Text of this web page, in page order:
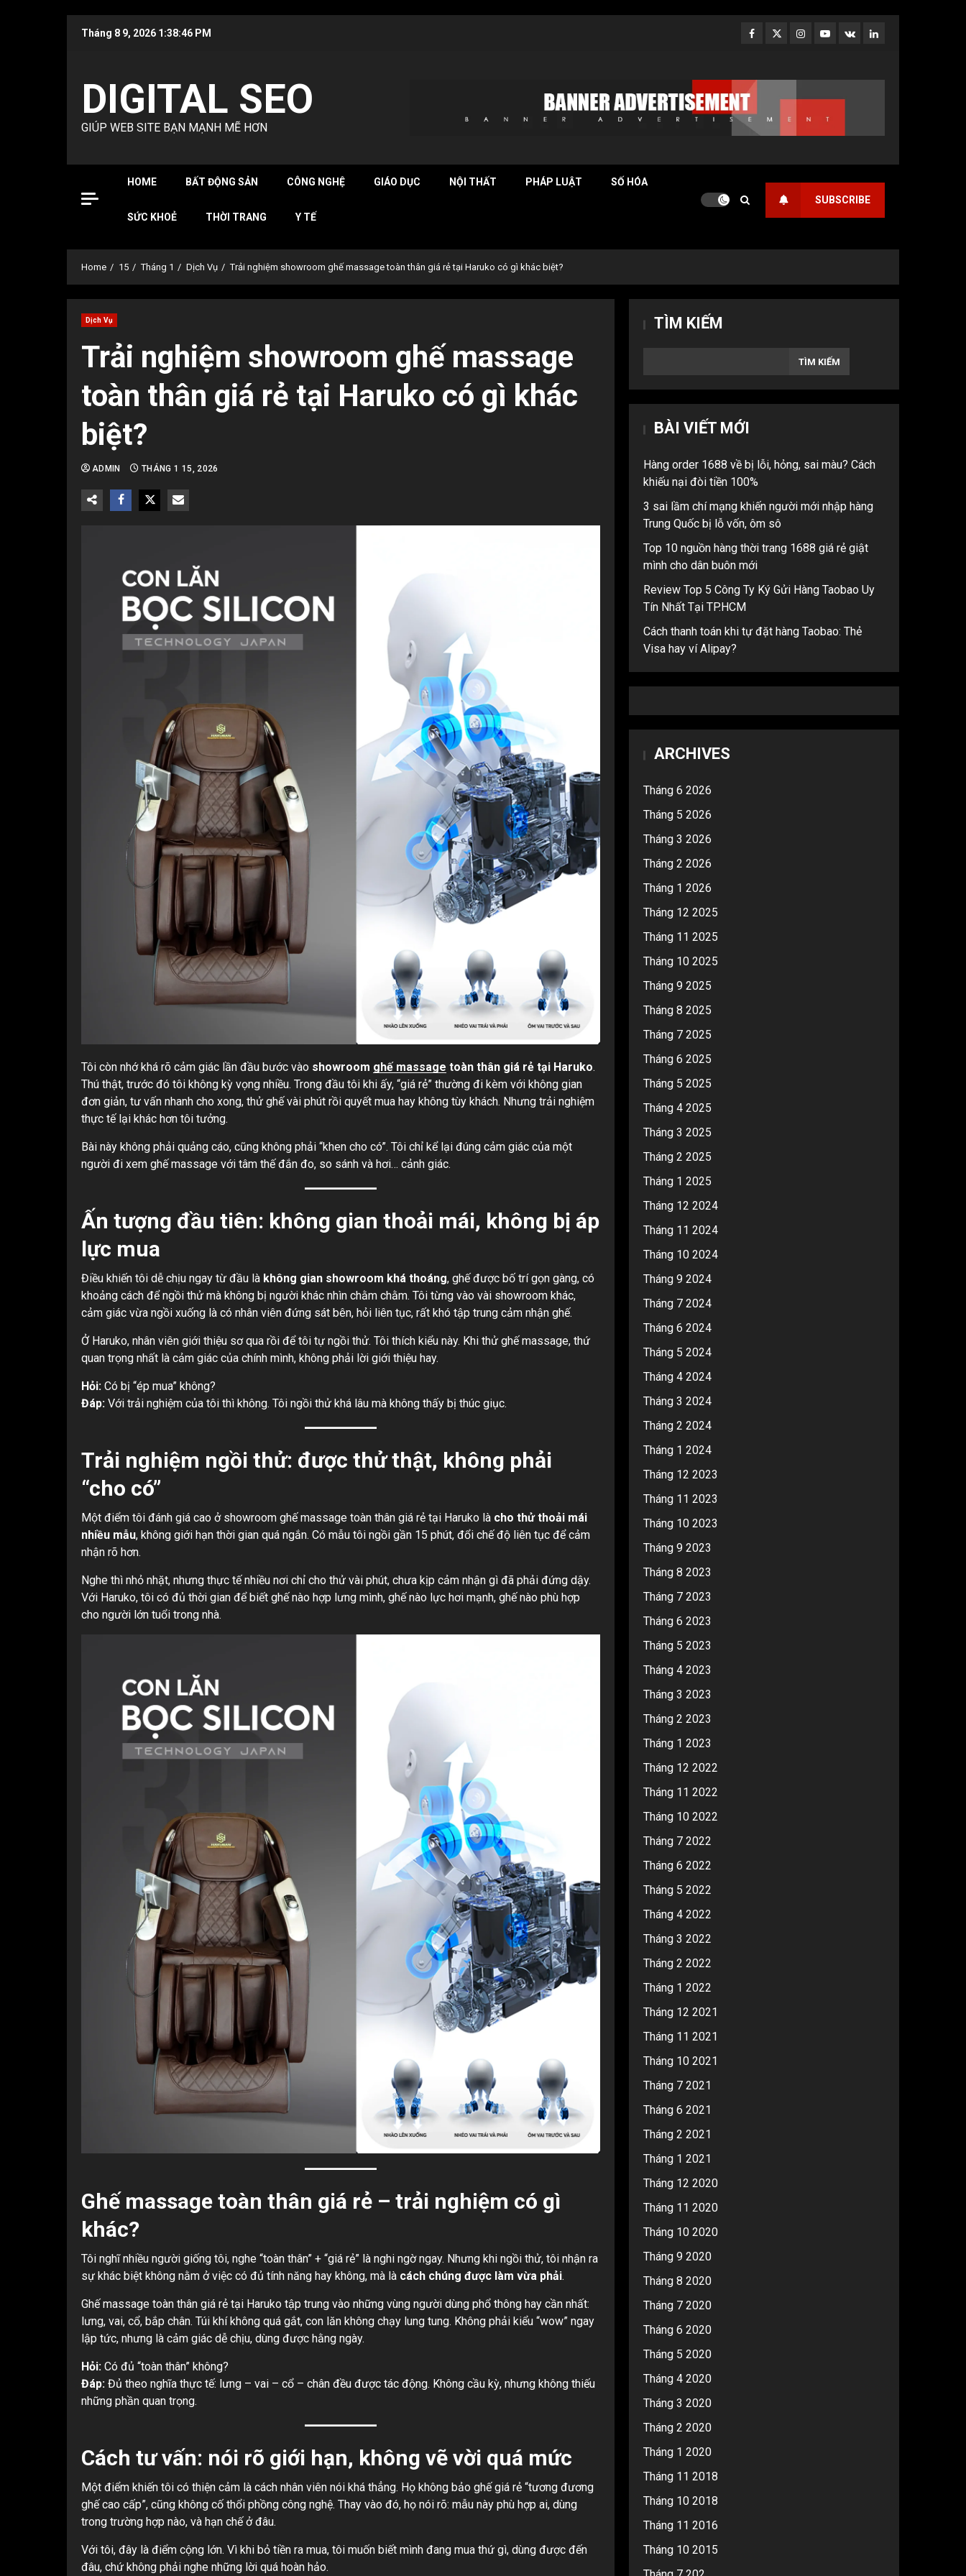
Tháng 8 9, 2026 1:38:47 PM Facebook
TwitterInstagram
Youtube
VK LinkedIn
DIGITAL SEO
GIÚP WEB SITE BẠN MẠNH MẼ HƠN
HOME BẤT ĐỘNG SẢN CÔNG NGHỆ GIÁO DỤC NỘI THẤT PHÁP LUẬT SỐ HÓA
SỨC KHOẺ THỜI TRANG Y TẾ
SUBSCRIBE
Home 15 Tháng 1 Dịch Vụ Trải nghiệm showroom ghế massage toàn thân giá rẻ tại Haruko có gì khác biệt?
Dịch Vụ
Trải nghiệm showroom ghế massage
toàn thân giá rẻ tại Haruko có gì khác
biệt?
ADMIN THÁNG 1 15, 2026
Tôi còn nhớ khá rõ cảm giác lần đầu bước vào showroom ghế massage toàn thân giá rẻ tại Haruko.
Thú thật, trước đó tôi không kỳ vọng nhiều. Trong đầu tôi khi ấy, “giá rẻ” thường đi kèm với không gian
đơn giản, tư vấn nhanh cho xong, thử ghế vài phút rồi quyết mua hay không tùy khách. Nhưng trải nghiệm
thực tế lại khác hơn tôi tưởng.
Bài này không phải quảng cáo, cũng không phải “khen cho có”. Tôi chỉ kể lại đúng cảm giác của một
người đi xem ghế massage với tâm thế đắn đo, so sánh và hơi… cảnh giác.
Ấn tượng đầu tiên: không gian thoải mái, không bị áp
lực mua
Điều khiến tôi dễ chịu ngay từ đầu là không gian showroom khá thoáng, ghế được bố trí gọn gàng, có
khoảng cách để ngồi thử mà không bị người khác nhìn chằm chằm. Tôi từng vào vài showroom khác,
cảm giác vừa ngồi xuống là có nhân viên đứng sát bên, hỏi liên tục, rất khó tập trung cảm nhận ghế.
Ở Haruko, nhân viên giới thiệu sơ qua rồi để tôi tự ngồi thử. Tôi thích kiểu này. Khi thử ghế massage, thứ
quan trọng nhất là cảm giác của chính mình, không phải lời giới thiệu hay.
Hỏi: Có bị “ép mua” không?
Đáp: Với trải nghiệm của tôi thì không. Tôi ngồi thử khá lâu mà không thấy bị thúc giục.
Trải nghiệm ngồi thử: được thử thật, không phải
“cho có”
Một điểm tôi đánh giá cao ở showroom ghế massage toàn thân giá rẻ tại Haruko là cho thử thoải mái
nhiều mẫu, không giới hạn thời gian quá ngắn. Có mẫu tôi ngồi gần 15 phút, đổi chế độ liên tục để cảm
nhận rõ hơn.
Nghe thì nhỏ nhặt, nhưng thực tế nhiều nơi chỉ cho thử vài phút, chưa kịp cảm nhận gì đã phải đứng dậy.
Với Haruko, tôi có đủ thời gian để biết ghế nào hợp lưng mình, ghế nào lực hơi mạnh, ghế nào phù hợp
cho người lớn tuổi trong nhà.
Ghế massage toàn thân giá rẻ – trải nghiệm có gì
khác?
Tôi nghĩ nhiều người giống tôi, nghe “toàn thân” + “giá rẻ” là nghi ngờ ngay. Nhưng khi ngồi thử, tôi nhận ra
sự khác biệt không nằm ở việc có đủ tính năng hay không, mà là cách chúng được làm vừa phải.
Ghế massage toàn thân giá rẻ tại Haruko tập trung vào những vùng người dùng phổ thông hay cần nhất:
lưng, vai, cổ, bắp chân. Túi khí không quá gắt, con lăn không chạy lung tung. Không phải kiểu “wow” ngay
lập tức, nhưng là cảm giác dễ chịu, dùng được hằng ngày.
Hỏi: Có đủ “toàn thân” không?
Đáp: Đủ theo nghĩa thực tế: lưng – vai – cổ – chân đều được tác động. Không cầu kỳ, nhưng không thiếu
những phần quan trọng.
Cách tư vấn: nói rõ giới hạn, không vẽ vời quá mức
Một điểm khiến tôi có thiện cảm là cách nhân viên nói khá thẳng. Họ không bảo ghế giá rẻ “tương đương
ghế cao cấp”, cũng không cố thổi phồng công nghệ. Thay vào đó, họ nói rõ: mẫu này phù hợp ai, dùng
trong trường hợp nào, và hạn chế ở đâu.
Với tôi, đây là điểm cộng lớn. Vì khi bỏ tiền ra mua, tôi muốn biết mình đang mua thứ gì, dùng được đến
đâu, chứ không phải nghe những lời quá hoàn hảo.
TÌM KIẾM
TÌM KIẾM
BÀI VIẾT MỚI
Hàng order 1688 về bị lỗi, hỏng, sai màu? Cách
khiếu nại đòi tiền 100%
3 sai lầm chí mạng khiến người mới nhập hàng
Trung Quốc bị lỗ vốn, ôm sô
Top 10 nguồn hàng thời trang 1688 giá rẻ giật
mình cho dân buôn mới
Review Top 5 Công Ty Ký Gửi Hàng Taobao Uy
Tín Nhất Tại TP.HCM
Cách thanh toán khi tự đặt hàng Taobao: Thẻ
Visa hay ví Alipay?
ARCHIVES
Tháng 6 2026
Tháng 5 2026
Tháng 3 2026
Tháng 2 2026
Tháng 1 2026
Tháng 12 2025
Tháng 11 2025
Tháng 10 2025
Tháng 9 2025
Tháng 8 2025
Tháng 7 2025
Tháng 6 2025
Tháng 5 2025
Tháng 4 2025
Tháng 3 2025
Tháng 2 2025
Tháng 1 2025
Tháng 12 2024
Tháng 11 2024
Tháng 10 2024
Tháng 9 2024
Tháng 7 2024
Tháng 6 2024
Tháng 5 2024
Tháng 4 2024
Tháng 3 2024
Tháng 2 2024
Tháng 1 2024
Tháng 12 2023
Tháng 11 2023
Tháng 10 2023
Tháng 9 2023
Tháng 8 2023
Tháng 7 2023
Tháng 6 2023
Tháng 5 2023
Tháng 4 2023
Tháng 3 2023
Tháng 2 2023
Tháng 1 2023
Tháng 12 2022
Tháng 11 2022
Tháng 10 2022
Tháng 7 2022
Tháng 6 2022
Tháng 5 2022
Tháng 4 2022
Tháng 3 2022
Tháng 2 2022
Tháng 1 2022
Tháng 12 2021
Tháng 11 2021
Tháng 10 2021
Tháng 7 2021
Tháng 6 2021
Tháng 2 2021
Tháng 1 2021
Tháng 12 2020
Tháng 11 2020
Tháng 10 2020
Tháng 9 2020
Tháng 8 2020
Tháng 7 2020
Tháng 6 2020
Tháng 5 2020
Tháng 4 2020
Tháng 3 2020
Tháng 2 2020
Tháng 1 2020
Tháng 11 2018
Tháng 10 2018
Tháng 11 2016
Tháng 10 2015